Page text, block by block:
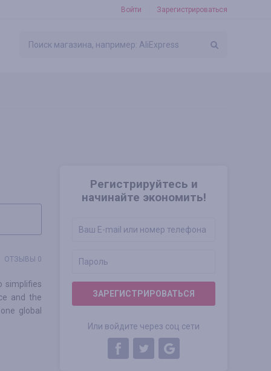
Войти Зарегистрироваться
Регистрируйтесь и
начинайте экономить!
ЗАРЕГИСТРИРОВАТЬСЯ
Или войдите через соц сети
ОТЗЫВЫ 0
simplifies
and the
global